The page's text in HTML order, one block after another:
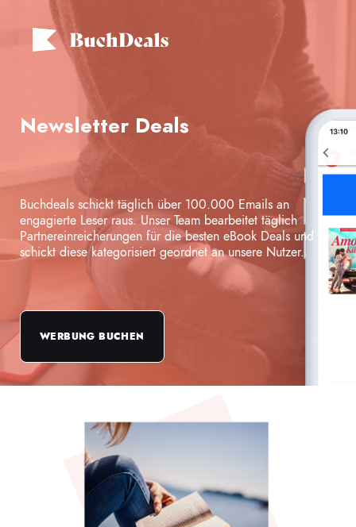
Newsletter Deals
Buchdeals schickt täglich über 100.000 Emails an
engagierte Leser raus. Unser Team bearbeitet täglich
Partnereinreicherungen für die besten eBook Deals und
schickt diese kategorisiert geordnet an unsere Nutzer.
WERBUNG BUCHEN